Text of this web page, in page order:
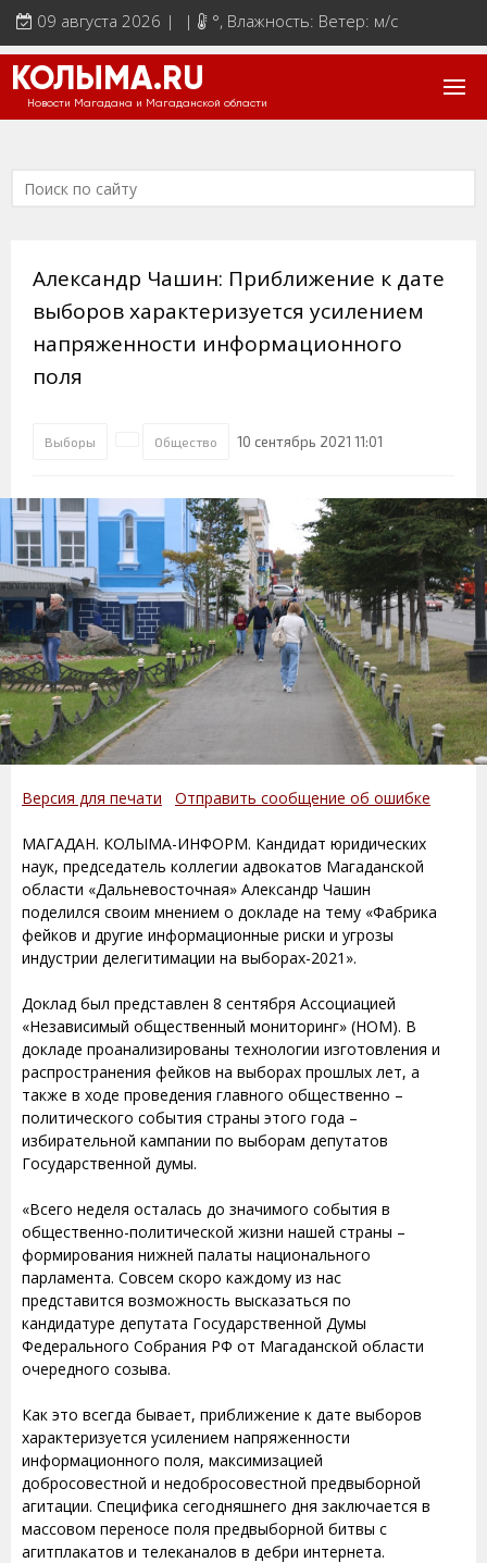
09 августа 2026 | | °, Влажность: Ветер: м/с
КОЛЫМА.RU
Новости Магадана и Магаданской области
Александр Чашин: Приближение к дате
выборов характеризуется усилением
напряженности информационного
поля
Выборы Общество 10 сентябрь 2021 11:01
Версия для печати Отправить сообщение об ошибке
МАГАДАН. КОЛЫМА-ИНФОРМ. Кандидат юридических
наук, председатель коллегии адвокатов Магаданской
области «Дальневосточная» Александр Чашин
поделился своим мнением о докладе на тему «Фабрика
фейков и другие информационные риски и угрозы
индустрии делегитимации на выборах-2021».
Доклад был представлен 8 сентября Ассоциацией
«Независимый общественный мониторинг» (НОМ). В
докладе проанализированы технологии изготовления и
распространения фейков на выборах прошлых лет, а
также в ходе проведения главного общественно –
политического события страны этого года –
избирательной кампании по выборам депутатов
Государственной думы.
«Всего неделя осталась до значимого события в
общественно-политической жизни нашей страны –
формирования нижней палаты национального
парламента. Совсем скоро каждому из нас
представится возможность высказаться по
кандидатуре депутата Государственной Думы
Федерального Собрания РФ от Магаданской области
очередного созыва.
Как это всегда бывает, приближение к дате выборов
характеризуется усилением напряженности
информационного поля, максимизацией
добросовестной и недобросовестной предвыборной
агитации. Специфика сегодняшнего дня заключается в
массовом переносе поля предвыборной битвы с
агитплакатов и телеканалов в дебри интернета.